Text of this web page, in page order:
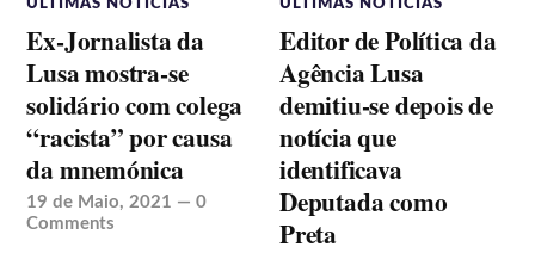
ÚLTIMAS NOTÍCIAS
Ex-Jornalista da
Lusa mostra-se
solidário com colega
“racista” por causa
da mnemónica
19 de Maio, 2021 —0
Comments
ÚLTIMAS NOTÍCIAS
Editor de Política da
Agência Lusa
demitiu-se depois de
notícia que
identificava
Deputada como
Preta